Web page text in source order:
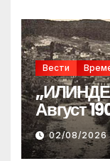
Вести
Август
02/08/2026